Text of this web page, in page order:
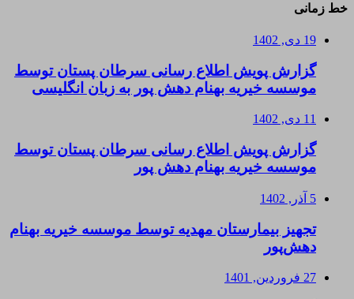
خط زمانی
19 دی, 1402
گزارش پویش اطلاع رسانی سرطان پستان توسط
موسسه خیریه بهنام دهش پور به زبان انگلیسی
11 دی, 1402
گزارش پویش اطلاع رسانی سرطان پستان توسط
موسسه خیریه بهنام دهش پور
5 آذر, 1402
تجهیز بیمارستان مهدیه توسط موسسه خیریه بهنام
دهش‌پور
27 فروردین, 1401